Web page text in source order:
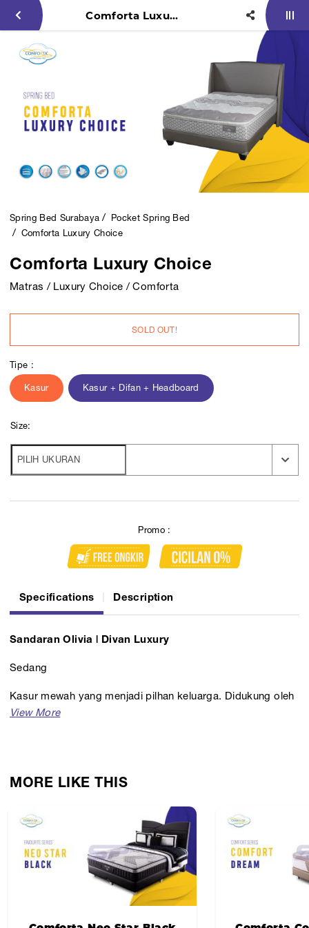
Comforta Luxury Choice
Spring Bed Surabaya
Pocket Spring Bed
Comforta Luxury Choice
Comforta Luxury Choice
Matras / Luxury Choice / Comforta
SOLD OUT!
Tipe :
Kasur Kasur + Difan + Headboard
Size:
Promo :
Specifications Description
Sandaran Olivia | Divan Luxury
Sedang
Kasur mewah yang menjadi pilhan keluarga. Didukung oleh
Five Zones Support dan dilapisi latex berkualitas, Comfy
160, Comforta 180, dan masih banyak lagi.
MORE LIKE THIS